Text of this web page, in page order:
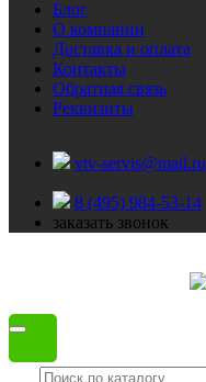
Блог
О компании
Доставка и оплата
Контакты
Обратная связь
Реквизиты
vtv-servis@mail.ru
8 (495) 984-53-14
заказать звонок